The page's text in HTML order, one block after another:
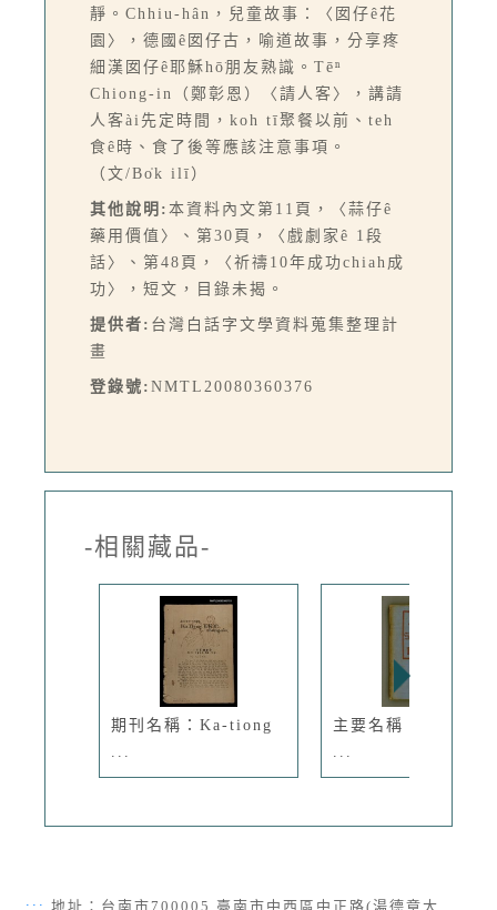
靜。Chhiu-hân，兒童故事：〈囡仔ê花
園〉，德國ê囡仔古，喻道故事，分享疼
細漢囡仔ê耶穌hō͘朋友熟識。Tēⁿ
Chiong-in（鄭彰恩）〈請人客〉，講請
人客ài先定時間，koh tī聚餐以前、teh
食ê時、食了後等應該注意事項。
（文/Bo̍k ilī）
其他說明: 本資料內文第11頁，〈蒜仔ê
藥用價值〉、第30頁，〈戲劇家ê 1段
話〉、第48頁，〈祈禱10年成功chiah成
功〉，短文，目錄未揭。
提供者: 台灣白話字文學資料蒐集整理計
畫
登錄號: NMTL20080360376
-相關藏品-
期刊名稱：Ka-tiong
...
主要名稱：IÂ-SO͘ ê
...
::: 地址：台南市700005 臺南市中西區中正路(湯德章大